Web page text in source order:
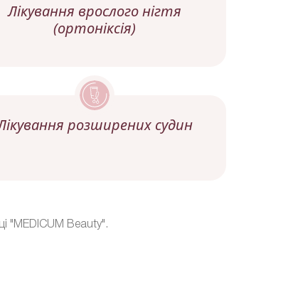
Лікування врослого нігтя
(ортоніксія)
розширених судин
"MEDICUM Beauty".